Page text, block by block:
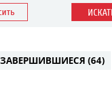
ЗАВЕРШИВШИЕСЯ (64)